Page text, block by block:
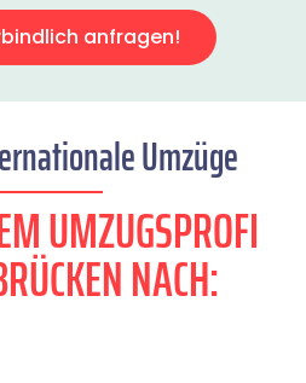
anfragen!
Umzüge
UMZUGSPROFI
NACH: